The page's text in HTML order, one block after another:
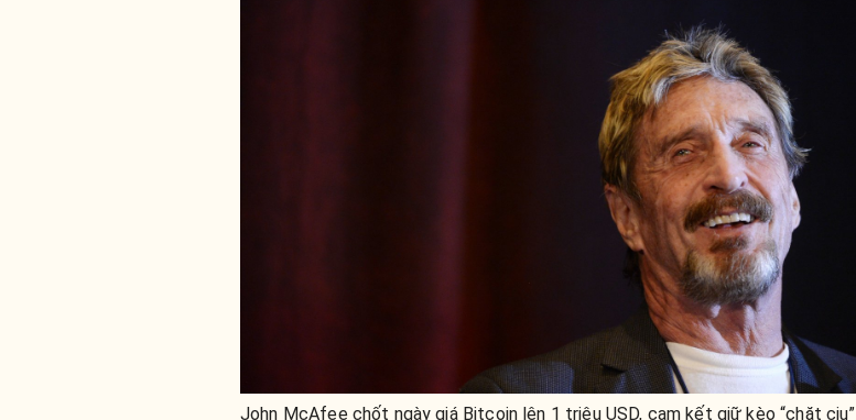
John McAfee chốt ngày giá Bitcoin lên 1 triệu USD, cam kết giữ kèo “chặt ciu”